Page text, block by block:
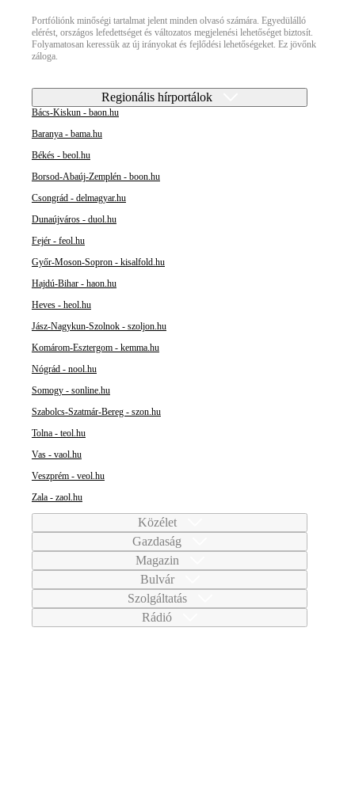
Portfóliónk minőségi tartalmat jelent minden olvasó számára. Egyedülálló
elérést, országos lefedettséget és változatos megjelenési lehetőséget biztosít.
Folyamatosan keressük az új irányokat és fejlődési lehetőségeket. Ez jövőnk
záloga.
Regionális hírportálok
Bács-Kiskun - baon.hu
Baranya - bama.hu
Békés - beol.hu
Borsod-Abaúj-Zemplén - boon.hu
Csongrád - delmagyar.hu
Dunaújváros - duol.hu
Fejér - feol.hu
Győr-Moson-Sopron - kisalfold.hu
Hajdú-Bihar - haon.hu
Heves - heol.hu
Jász-Nagykun-Szolnok - szoljon.hu
Komárom-Esztergom - kemma.hu
Nógrád - nool.hu
Somogy - sonline.hu
Szabolcs-Szatmár-Bereg - szon.hu
Tolna - teol.hu
Vas - vaol.hu
Veszprém - veol.hu
Zala - zaol.hu
Közélet
Gazdaság
Magazin
Bulvár
Szolgáltatás
Rádió